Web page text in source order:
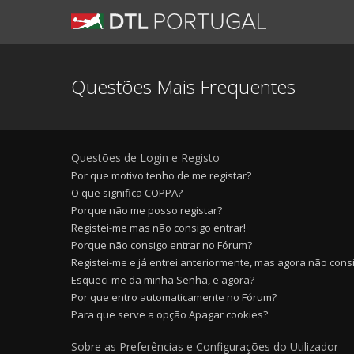
Questões Mais Frequentes
Questões de Login e Registo
Por que motivo tenho de me registar?
O que significa COPPA?
Porque não me posso registar?
Registei-me mas não consigo entrar!
Porque não consigo entrar no Fórum?
Registei-me e já entrei anteriormente, mas agora não
Esqueci-me da minha Senha, e agora?
Por que entro automaticamente no Fórum?
Para que serve a opção Apagar cookies?
Sobre as Preferências e Configurações do Utilizador